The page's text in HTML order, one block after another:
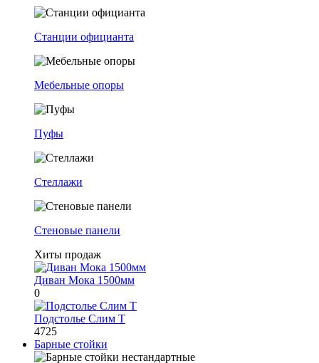
Станции официанта
Мебельные опоры
Пуфы
Стеллажи
Стеновые панели
Хиты продаж
Диван Мока 1500мм
0
Подстолье Слим Т
4725
Барные стойки